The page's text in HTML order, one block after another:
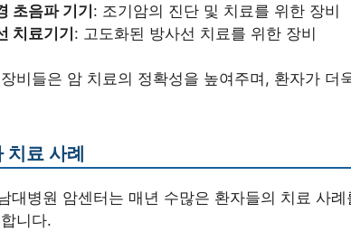
초음파 기기: 조기암의 진단 및 치료를 위한 장비
치료기기: 고도화된 방사선 치료를 위한 장비
비들은 암 치료의 정확성을 높여주며, 환자가 더
치료 사례
대병원 암센터는 매년 수많은 환자들의 치료 사
니다.